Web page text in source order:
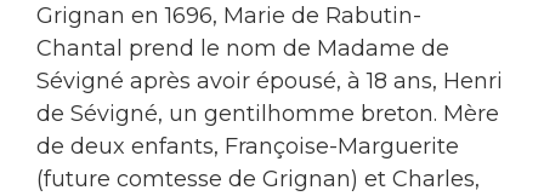
Grignan en 1696, Marie de Rabutin-
Chantal prend le nom de Madame de
Sévigné après avoir épousé, à 18 ans, Henri
de Sévigné, un gentilhomme breton. Mère
de deux enfants, Françoise-Marguerite
(future comtesse de Grignan) et Charles,